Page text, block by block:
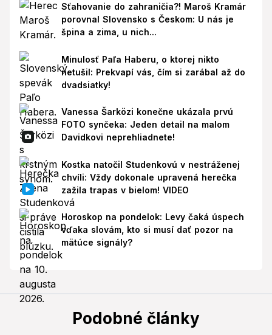
Sťahovanie do zahraničia?! Maroš Kramár
porovnal Slovensko s Českom: U nás je
špina a zima, u nich...
Minulosť Paľa Haberu, o ktorej nikto
netušil: Prekvapí vás, čím si zarábal až do
dvadsiatky!
Vanessa Šarközi konečne ukázala prvú
FOTO synčeka: Jeden detail na malom
Davidkovi neprehliadnete!
Kostka natočil Studenkovú v nestráženej
chvíli: Vždy dokonale upravená herečka
zažila trapas v bielom! VIDEO
Horoskop na pondelok: Levy čaká úspech
vďaka slovám, kto si musí dať pozor na
mätúce signály?
Podobné články